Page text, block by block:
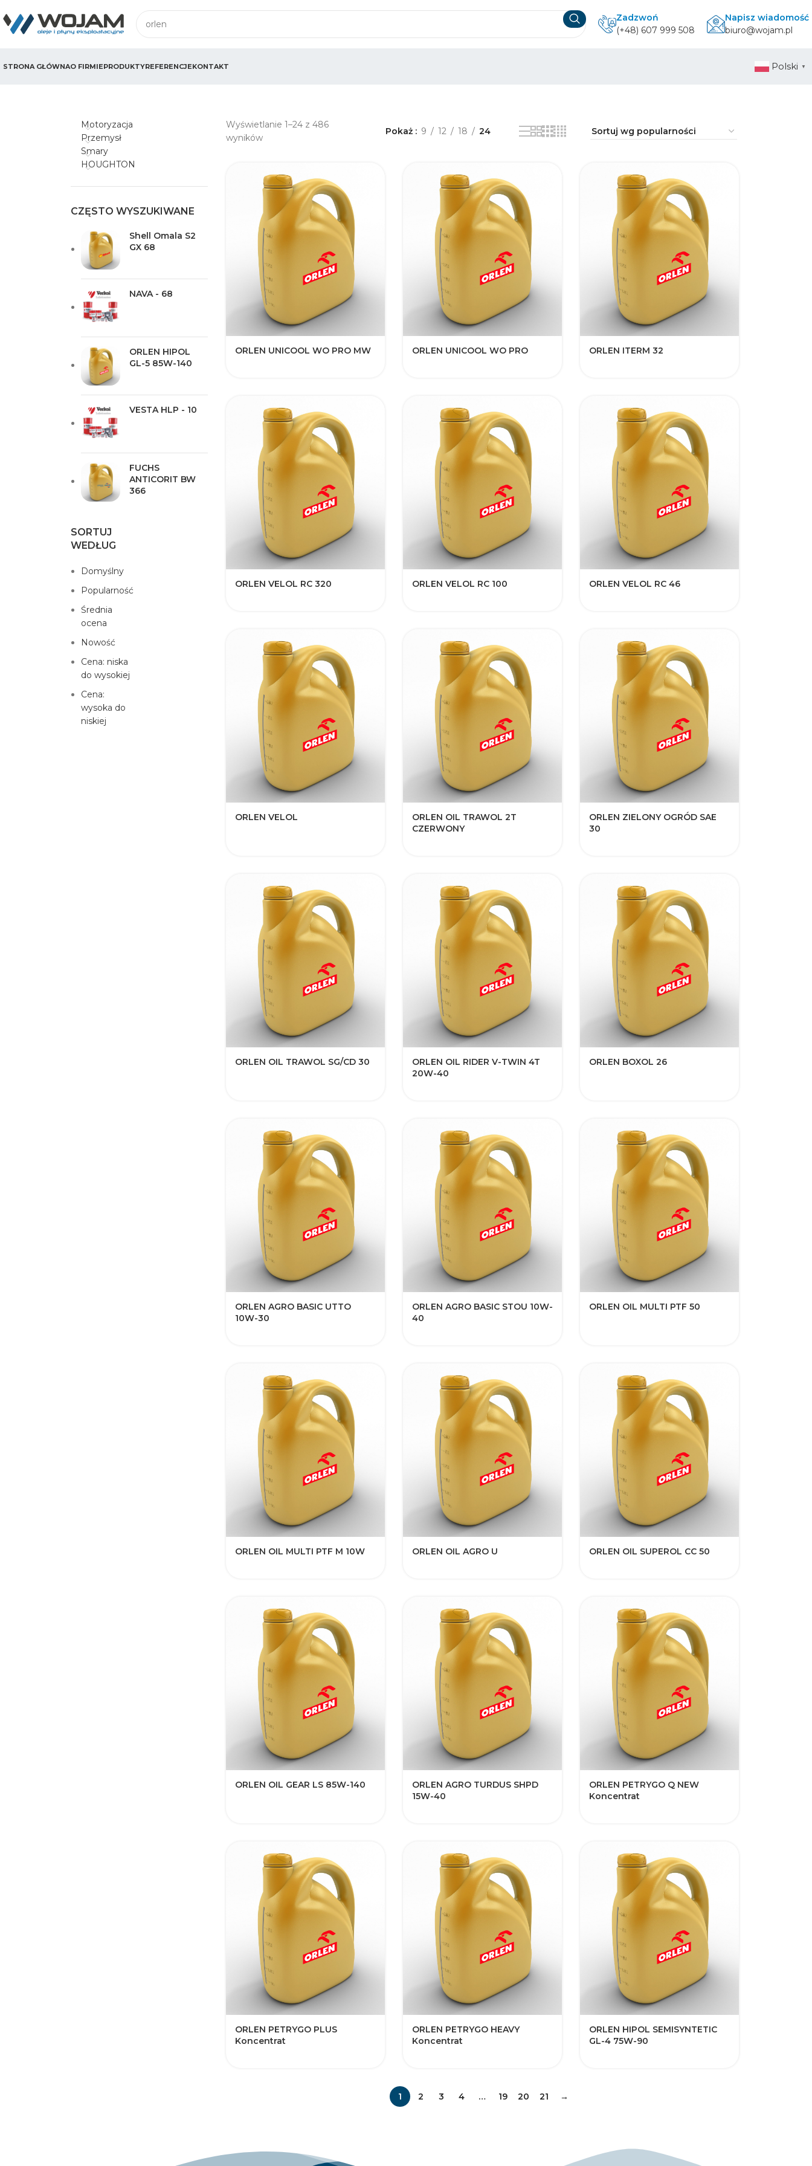
Zadzwoń
(+48) 607 999 508
Napisz wiadomość
biuro@wojam.pl
STRONA GŁÓWNAO FIRMIEPRODUKTYREFERENCJEKONTAKT Polski ▼
Motoryzacja
Przemysł
Smary
HOUGHTON
CZĘSTO WYSZUKIWANE
Shell Omala S2
GX 68
NAVA - 68
ORLEN HIPOL
GL-5 85W-140
VESTA HLP - 10
FUCHS
ANTICORIT BW
366
SORTUJ
WEDŁUG
Domyślny
Popularność
Średnia
ocena
Nowość
Cena: niska
do wysokiej
Cena:
wysoka do
niskiej
Wyświetlanie 1–24 z 486
wyników
Pokaż 9 12 18 24
ORLEN UNICOOL WO PRO MW ORLEN UNICOOL WO PRO ORLEN ITERM 32
ORLEN VELOL RC 320 ORLEN VELOL RC 100 ORLEN VELOL RC 46
ORLEN VELOL
ORLEN OIL TRAWOL 2T
CZERWONY
ORLEN ZIELONY OGRÓD SAE
30
ORLEN OIL TRAWOL SG/CD 30
ORLEN OIL RIDER V-TWIN 4T
20W-40
ORLEN BOXOL 26
ORLEN AGRO BASIC UTTO
10W-30
ORLEN AGRO BASIC STOU 10W-
40
ORLEN OIL MULTI PTF 50
ORLEN OIL MULTI PTF M 10W ORLEN OIL AGRO U ORLEN OIL SUPEROL CC 50
ORLEN OIL GEAR LS 85W-140
ORLEN AGRO TURDUS SHPD
15W-40
​ORLEN PETRYGO Q NEW​​​​​
Koncentrat
​​ORLEN PETRYGO PLUS
Koncentrat
​ORLEN PETRYGO HEAVY​​​​​​​​
Koncentrat
ORLEN HIPOL SEMISYNTETIC
GL-4 75W-90
1 2 3 4 … 19 20 21 →